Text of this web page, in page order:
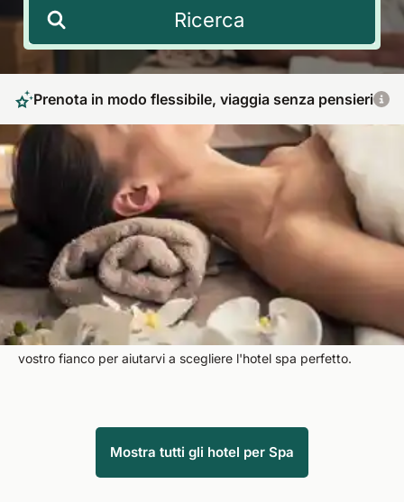
Ricerca
Prenota in modo flessibile, viaggia senza pensieri
Raccogliete nuove energie con i trattamenti
Spa significa prendersi una pausa dalla vita quotidiana con
momenti di benessere. Il corpo, l'anima e lo spirito vengono
rimessi in armonia. Giornate di relax vi aspettano in oltre 50
Paesi dove potrete trascorrere una vacanza da sogno. I nostri
esperti di viaggio, competenti e cordiali, sono sempre al
vostro fianco per aiutarvi a scegliere l'hotel spa perfetto.
Mostra tutti gli hotel per Spa